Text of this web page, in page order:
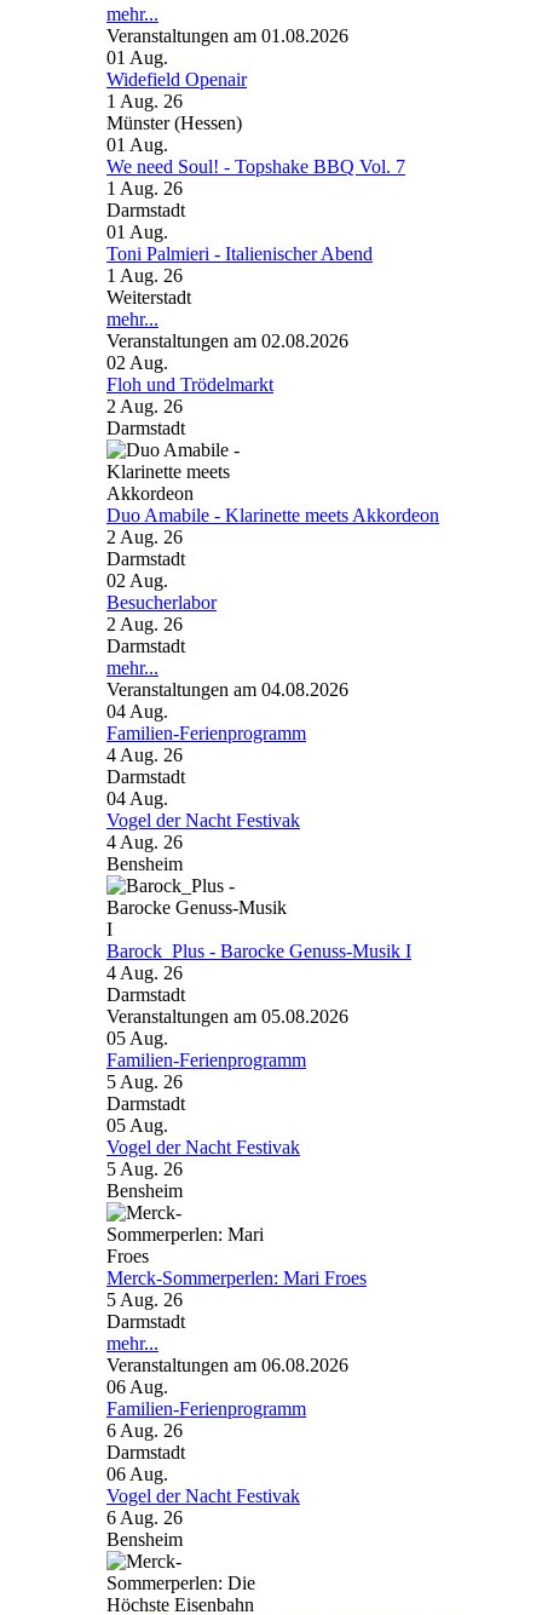
mehr...
Veranstaltungen am 01.08.2026
01 Aug.
Widefield Openair
1 Aug. 26
Münster (Hessen)
01 Aug.
We need Soul! - Topshake BBQ Vol. 7
1 Aug. 26
Darmstadt
01 Aug.
Toni Palmieri - Italienischer Abend
1 Aug. 26
Weiterstadt
mehr...
Veranstaltungen am 02.08.2026
02 Aug.
Floh und Trödelmarkt
2 Aug. 26
Darmstadt
Duo Amabile - Klarinette meets Akkordeon
2 Aug. 26
Darmstadt
02 Aug.
Besucherlabor
2 Aug. 26
Darmstadt
mehr...
Veranstaltungen am 04.08.2026
04 Aug.
Familien-Ferienprogramm
4 Aug. 26
Darmstadt
04 Aug.
Vogel der Nacht Festivak
4 Aug. 26
Bensheim
Barock_Plus - Barocke Genuss-Musik I
4 Aug. 26
Darmstadt
Veranstaltungen am 05.08.2026
05 Aug.
Familien-Ferienprogramm
5 Aug. 26
Darmstadt
05 Aug.
Vogel der Nacht Festivak
5 Aug. 26
Bensheim
Merck-Sommerperlen: Mari Froes
5 Aug. 26
Darmstadt
mehr...
Veranstaltungen am 06.08.2026
06 Aug.
Familien-Ferienprogramm
6 Aug. 26
Darmstadt
06 Aug.
Vogel der Nacht Festivak
6 Aug. 26
Bensheim